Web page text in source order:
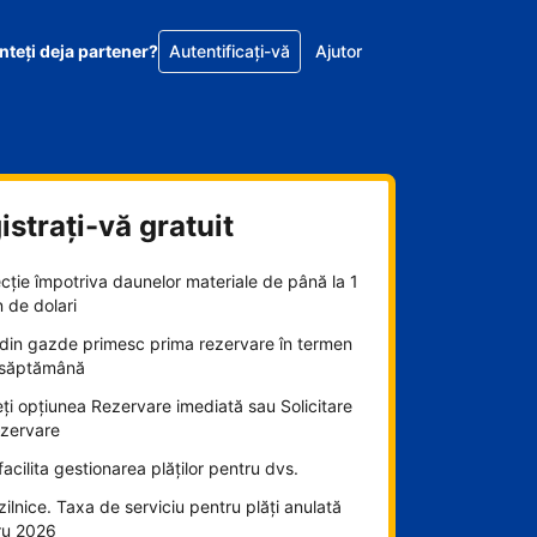
deja partener? Autentificați-vă Ajutor
vă gratuit
împotriva daunelor materiale de până la 1
de dolari
gazde primesc prima rezervare în termen
opțiunea Rezervare imediată sau Solicitare
gestionarea plăților pentru dvs.
Taxa de serviciu pentru plăți anulată
2026